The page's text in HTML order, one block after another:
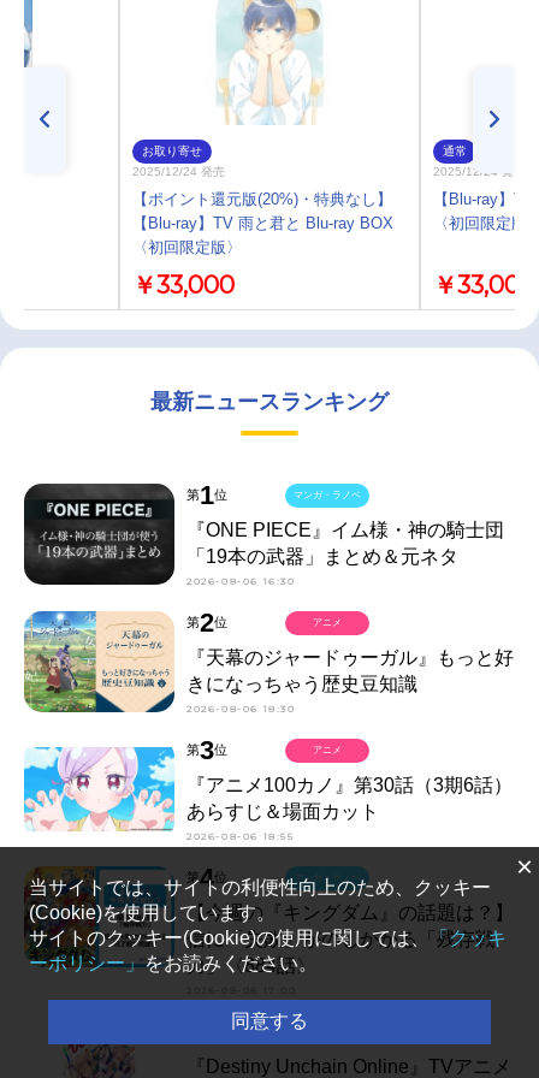
お取り寄せ
2025/12/24 発売
【ポイント還元版(20%)・特典なし】
【Blu-ray】TV 雨と君と Blu-ray BOX
〈初回限定版〉
￥33,000
通常
2025/12/24 発売
【Blu-ray】
〈初回限定版
￥33,000
最新ニュースランキング
第1位
『ONE PIECE』イム様・神の騎士団
「19本の武器」まとめ＆元ネタ
2026-08-06 16:30
マンガ・ラノベ
第2位
『天幕のジャードゥーガル』もっと好
きになっちゃう歴史豆知識
2026-08-06 18:30
アニメ
第3位
『アニメ100カノ』第30話（3期6話）
あらすじ＆場面カット
2026-08-06 18:55
アニメ
第4位
【今週の『キングダム』の話題は？】
信に「失敗」がのしかかる「残存戦
力」〈884話〉
マンガ・ラノベ
『Destiny Unchain Online』TVアニメ
×
当サイトでは、サイトの利便性向上のため、クッキー
(Cookie)を使用しています。
サイトのクッキー(Cookie)の使用に関しては、 「クッキ
ーポリシー」をお読みください。
同意する